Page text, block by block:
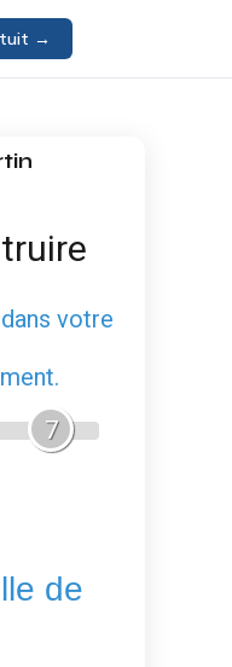
→
dans votre
7
de